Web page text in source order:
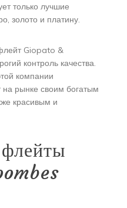
только лучшие
золото и платину.
Giopato &
контроль качества.
компании
на рынке своим богатым
красивым и